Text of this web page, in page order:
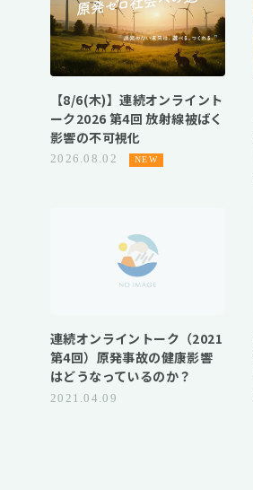
【8/6(木)】連続オンライント
ーク2026 第4回 放射線被ばく
影響の不可視化
2026.08.02
連続オンライントーク（2021
第4回）原発事故の健康影響
はどうなっているのか？
2021.04.09